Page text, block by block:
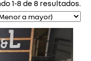
1-8 de 8 resultados.